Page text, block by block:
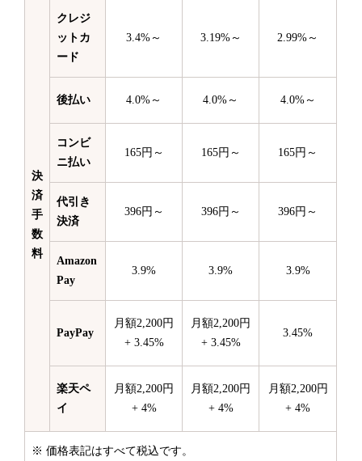
決
済
手
数
料
クレジ
ットカ
ード
3.4%～ 3.19%～ 2.99%～
後払い 4.0%～ 4.0%～ 4.0%～
コンビ
ニ払い
165円～ 165円～ 165円～
代引き
決済
396円～ 396円～ 396円～
Amazon
Pay
3.9% 3.9% 3.9%
PayPay
月額2,200円
+ 3.45%
月額2,200円
+ 3.45%
3.45%
楽天ペ
イ
月額2,200円
+ 4%
月額2,200円
+ 4%
月額2,200円
+ 4%
※ 価格表記はすべて税込です。